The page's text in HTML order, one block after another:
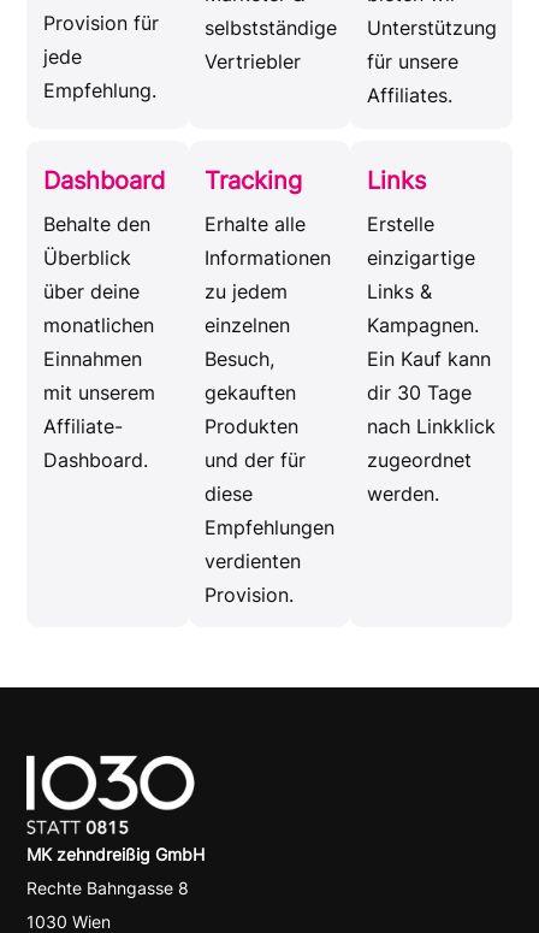
Provision für
jede
Empfehlung.
selbstständige
Vertriebler
Unterstützung
für unsere
Affiliates.
Dashboard
Behalte den
Überblick
über deine
monatlichen
Einnahmen
mit unserem
Affiliate-
Dashboard.
Tracking
Erhalte alle
Informationen
zu jedem
einzelnen
Besuch,
gekauften
Produkten
und der für
diese
Empfehlungen
verdienten
Provision.
Links
Erstelle
einzigartige
Links &
Kampagnen.
Ein Kauf kann
dir 30 Tage
nach Linkklick
zugeordnet
werden.
MK zehndreißig GmbH
Rechte Bahngasse 8
1030 Wien